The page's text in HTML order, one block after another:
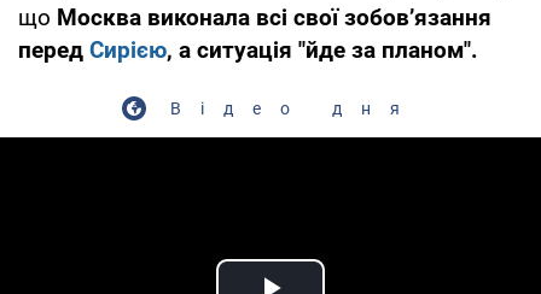
що Москва виконала всі свої зобов’язання
перед Сирією, а ситуація "йде за планом".
Відео дня